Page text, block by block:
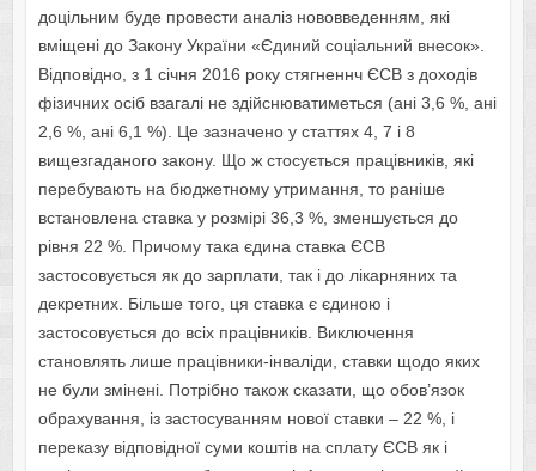
доцільним буде провести аналіз нововведенням, які
вміщені до Закону України «Єдиний соціальний внесок».
Відповідно, з 1 січня 2016 року стягненнч ЄСВ з доходів
фізичних осіб взагалі не здійснюватиметься (ані 3,6 %, ані
2,6 %, ані 6,1 %). Це зазначено у статтях 4, 7 і 8
вищезгаданого закону. Що ж стосується працівників, які
перебувають на бюджетному утримання, то раніше
встановлена ставка у розмірі 36,3 %, зменшується до
рівня 22 %. Причому така єдина ставка ЄСВ
застосовується як до зарплати, так і до лікарняних та
декретних. Більше того, ця ставка є єдиною і
застосовується до всіх працівників. Виключення
становлять лише працівники-інваліди, ставки щодо яких
не були змінені. Потрібно також сказати, що обов’язок
обрахування, із застосуванням нової ставки – 22 %, і
переказу відповідної суми коштів на сплату ЄСВ як і